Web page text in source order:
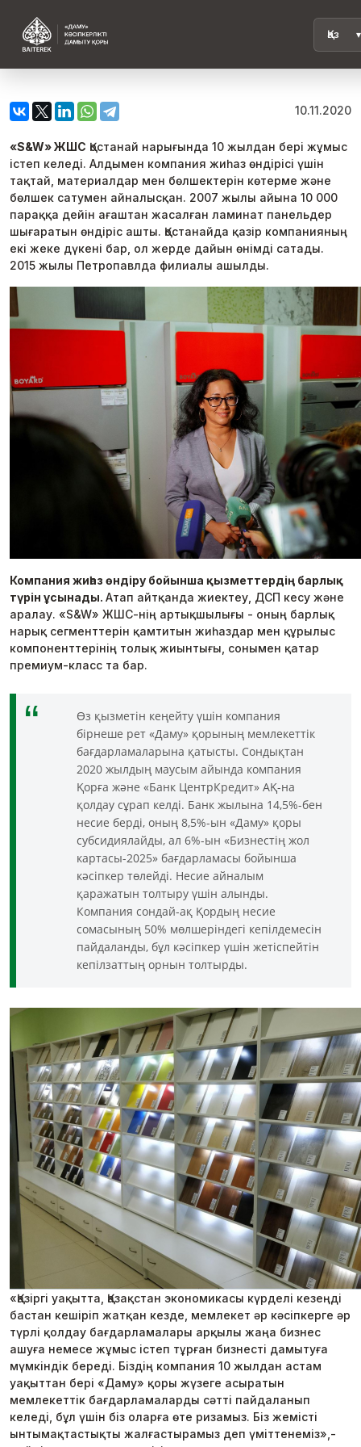
10.11.2020
«S&W» ЖШС Қостанай нарығында 10 жылдан бері жұмыс
істеп келеді. Алдымен компания жиһаз өндірісі үшін
тақтай, материалдар мен бөлшектерін көтерме және
бөлшек сатумен айналысқан. 2007 жылы айына 10 000
параққа дейін ағаштан жасалған ламинат панельдер
шығаратын өндіріс ашты. Қостанайда қазір компанияның
екі жеке дүкені бар, ол жерде дайын өнімді сатады.
2015 жылы Петропавлда филиалы ашылды.
Компания жиһаз өндіру бойынша қызметтердің барлық
түрін ұсынады. Атап айтқанда жиектеу, ДСП кесу және
аралау. «S&W» ЖШС-нің артықшылығы - оның барлық
нарық сегменттерін қамтитын жиһаздар мен құрылыс
компоненттерінің толық жиынтығы, сонымен қатар
премиум-класс та бар.
Өз қызметін кеңейту үшін компания
бірнеше рет «Даму» қорының мемлекеттік
бағдарламаларына қатысты. Сондықтан
2020 жылдың маусым айында компания
Қорға және «Банк ЦентрКредит» АҚ-на
қолдау сұрап келді. Банк жылына 14,5%-бен
несие берді, оның 8,5%-ын «Даму» қоры
субсидиялайды, ал 6%-ын «Бизнестің жол
картасы-2025» бағдарламасы бойынша
кәсіпкер төлейді. Несие айналым
қаражатын толтыру үшін алынды.
Компания сондай-ақ Қордың несие
сомасының 50% мөлшеріндегі кепілдемесін
пайдаланды, бұл кәсіпкер үшін жетіспейтін
кепілзаттың орнын толтырды.
«Қазіргі уақытта, Қазақстан экономикасы күрделі кезеңді
бастан кешіріп жатқан кезде, мемлекет әр кәсіпкерге әр
түрлі қолдау бағдарламалары арқылы жаңа бизнес
ашуға немесе жұмыс істеп тұрған бизнесті дамытуға
мүмкіндік береді. Біздің компания 10 жылдан астам
уақыттан бері «Даму» қоры жүзеге асыратын
мемлекеттік бағдарламаларды сәтті пайдаланып
келеді, бұл үшін біз оларға өте ризамыз. Біз жемісті
ынтымақтастықты жалғастырамыз деп үміттенеміз»,-